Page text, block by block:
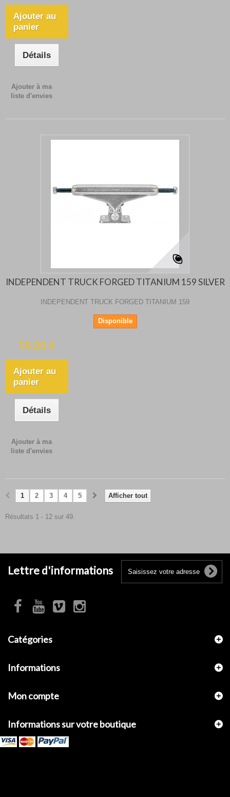
Ajouter au
panier
Détails
Ajouter à ma
liste d'envies
INDEPENDENT TRUCK FORGED TITANIUM 159 SILVER
INDEPENDENT TRUCK FORGED TITANIUM 159
Disponible
59,00 €
Ajouter au
panier
Détails
Ajouter à ma
liste d'envies
Afficher tout
1 2 3 4 5
Résultats 1 - 12 sur 49.
Lettre d'informations
Catégories
Informations
Mon compte
Informations sur votre boutique